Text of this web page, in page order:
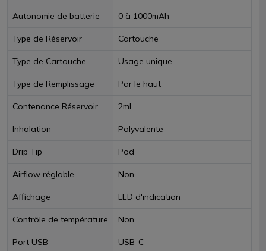
Autonomie de batterie 0 à 1000mAh
Type de Réservoir Cartouche
Type de Cartouche Usage unique
Type de Remplissage Par le haut
Contenance Réservoir 2ml
Inhalation Polyvalente
Drip Tip Pod
Airflow réglable Non
Affichage LED d'indication
Contrôle de température Non
Port USB USB-C